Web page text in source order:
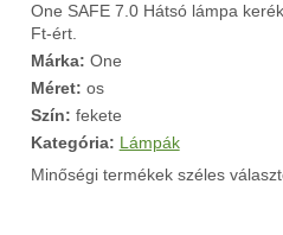
One SAFE 7.0 Hátsó lámpa
Ft-ért.
Márka: One
Méret: os
Szín: fekete
Kategória: Lámpák
Minőségi termékek széles